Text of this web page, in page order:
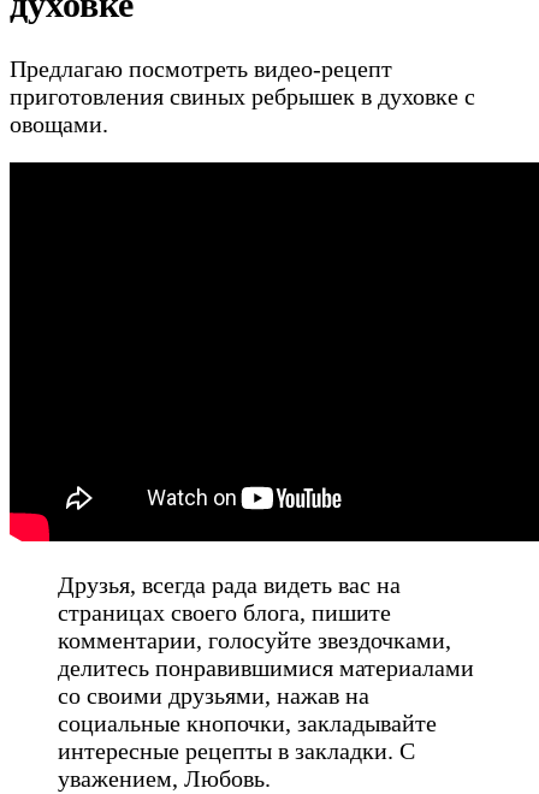
Предлагаю посмотреть видео-рецепт
приготовления свиных ребрышек в духовке с
овощами.
Друзья, всегда рада видеть вас на
страницах своего блога, пишите
комментарии, голосуйте звездочками,
делитесь понравившимися материалами
со своими друзьями, нажав на
социальные кнопочки, закладывайте
интересные рецепты в закладки. С
уважением, Любовь.